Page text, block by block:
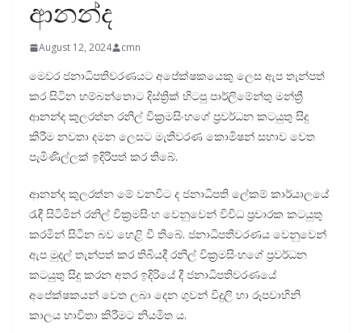
ආනන්ද
August 12, 2024 cmn
මෙවර ජනාධිපතිවරණයට අපේක්ෂකයෙකු ලෙස ඇප තැන්පත්
කර සිටින හම්බන්තොට දිස්ත්‍රික් හිටපු පාර්ලිමේන්තු මන්ත්‍රී
ආනන්ද කුලරත්න රනිල් වික්‍රමසිංහගේ ප්‍රවර්ධන කටයුතු සිදු
කිරීම නවතා දමන ලෙසට මැතිවරණ කොමිෂන් සභාව වෙත
පැමිණිල්ලක් ඉදිරිපත් කර තිබේ.
ආනන්ද කුලරත්න මේ වනවිට ද ජනාධිපති ලේකම් කාර්යාලයේ
රැඳී සිටිමින් රනිල් වික්‍රමසිංහ වෙනුවෙන් විවිධ ප්‍රචාරක කටයුතු
කරමින් සිටින බව හෙළි වී තිබේ. ජනාධිපතිවරණය වෙනුවෙන්
ඇප මුදල් තැන්පත් කර තිබියදී රනිල් වික්‍රමසිංහගේ ප්‍රවර්ධන
කටයුතු සිදු කරන අතර ඉදිරියේ දී ජනාධිපතිවරණයේ
අපේක්ෂකයන් වෙත ලබා දෙන ගුවන් විදුලි හා රූපවාහිනි
කාලය භාවිතා කිරීමට නියමිත ය.